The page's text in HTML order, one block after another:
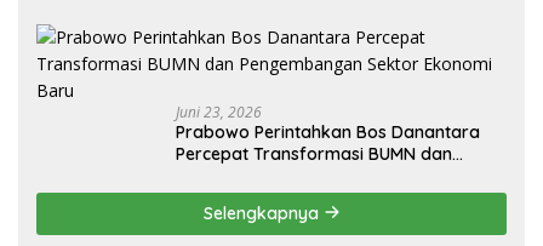
Juni 23, 2026
Prabowo Perintahkan Bos Danantara
Percepat Transformasi BUMN dan
Selengkapnya